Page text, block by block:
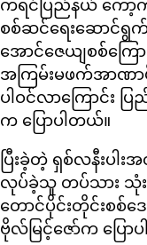
ကရင်ပြည်နယ် ကော့
စစ်ဆင်ရေးဆောင်ရွ
အောင်‌ဇေယျစစ်ကြေ
အကြမ်းမဖက်အာဏာဖီ
ပါဝင်လာကြောင်း
က ပြောပါတယ်။
ပြီးခဲ့တဲ့ ရှစ်လနီးပါ
လုပ်ခဲ့သူ တပ်သား သုံး
တောင်ပိုင်းတိုင်းစစ်
ဗိုလ်မြင့်ဇော်က ပြော